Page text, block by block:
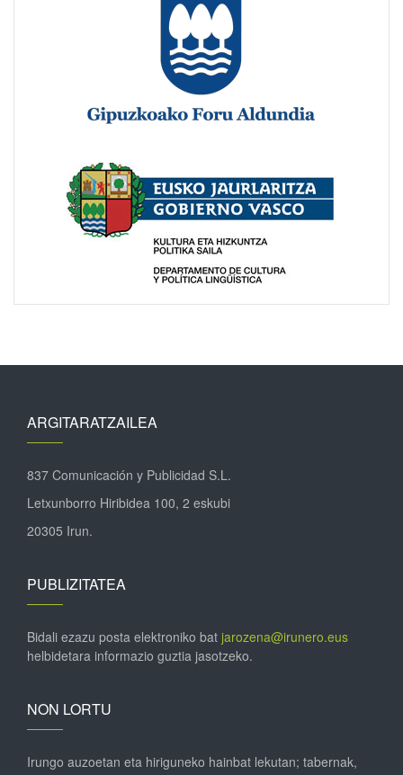
ARGITARATZAILEA
837 Comunicación y Publicidad S.L.
Letxunborro Hiribidea 100, 2 eskubi
20305 Irun.
PUBLIZITATEA
Bidali ezazu posta elektroniko bat jarozena@irunero.eus
helbidetara informazio guztia jasotzeko.
NON LORTU
Irungo auzoetan eta hiriguneko hainbat lekutan; tabernak,